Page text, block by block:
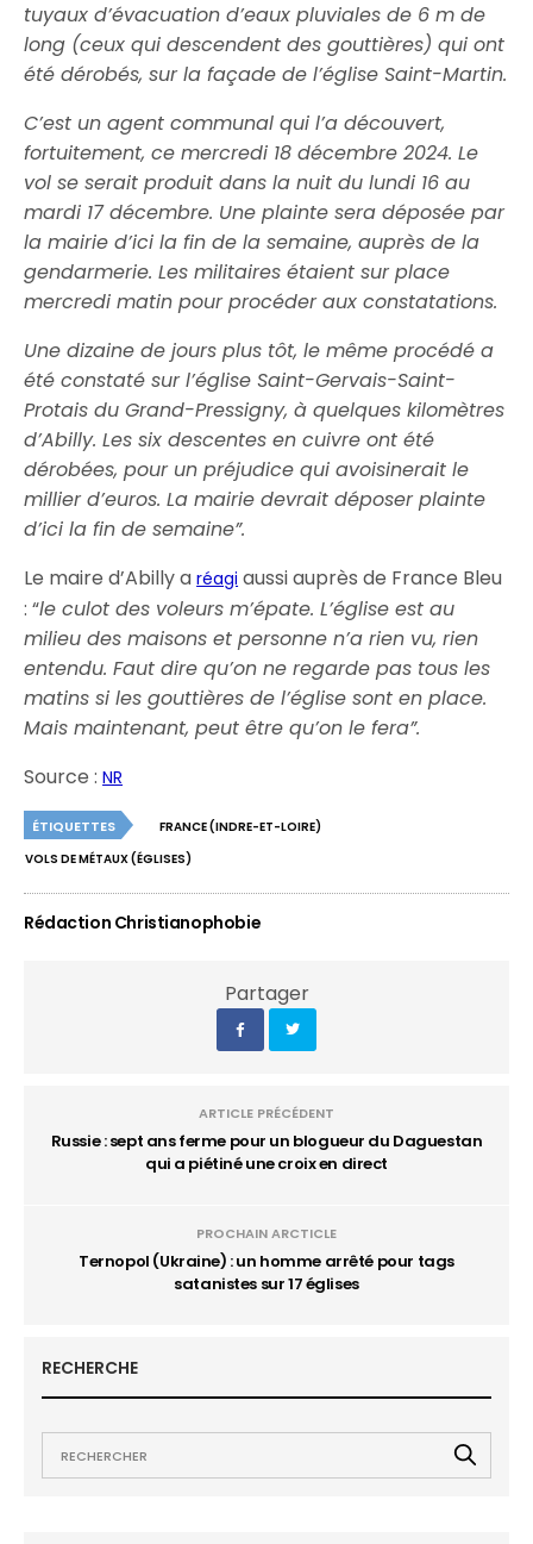
tuyaux d’évacuation d’eaux pluviales de 6 m de
long (ceux qui descendent des gouttières) qui ont
été dérobés, sur la façade de l’église Saint-Martin.
C’est un agent communal qui l’a découvert,
fortuitement, ce mercredi 18 décembre 2024. Le
vol se serait produit dans la nuit du lundi 16 au
mardi 17 décembre. Une plainte sera déposée par
la mairie d’ici la fin de la semaine, auprès de la
gendarmerie. Les militaires étaient sur place
mercredi matin pour procéder aux constatations.
Une dizaine de jours plus tôt, le même procédé a
été constaté sur l’église Saint-Gervais-Saint-
Protais du Grand-Pressigny, à quelques kilomètres
d’Abilly. Les six descentes en cuivre ont été
dérobées, pour un préjudice qui avoisinerait le
millier d’euros. La mairie devrait déposer plainte
d’ici la fin de semaine”.
Le maire d’Abilly aréagi aussi auprès de France Bleu
: “le culot des voleurs m’épate. L’église est au
milieu des maisons et personne n’a rien vu, rien
entendu. Faut dire qu’on ne regarde pas tous les
matins si les gouttières de l’église sont en place.
Mais maintenant, peut être qu’on le fera”.
Source :NR
ÉTIQUETTES
FRANCE (INDRE-ET-LOIRE)
VOLS DE MÉTAUX (ÉGLISES)
Rédaction Christianophobie
Partager
ARTICLE PRÉCÉDENT
Russie : sept ans ferme pour un blogueur du Daguestan
qui a piétiné une croix en direct
PROCHAIN ARCTICLE
Ternopol (Ukraine) : un homme arrêté pour tags
satanistes sur 17 églises
RECHERCHE